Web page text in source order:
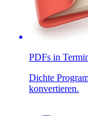
PDFs in
Dichte
konvertieren.